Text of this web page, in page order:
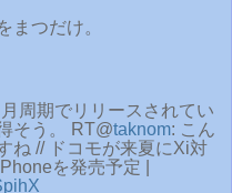
まつだけ。
周期でリリースされてい
そう。 RT@taknom: こん
ね // ドコモが来夏にXi対
を発売予定 |